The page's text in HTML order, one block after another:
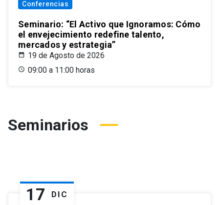
Conferencias
Seminario: “El Activo que Ignoramos: Cómo
el envejecimiento redefine talento,
mercados y estrategia”
19 de Agosto de 2026
09:00 a 11:00 horas
Seminarios
17 DIC